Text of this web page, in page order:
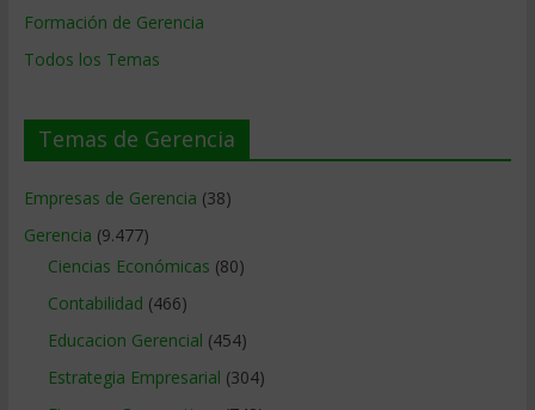
Formación de Gerencia
Todos los Temas
Temas de Gerencia
Empresas de Gerencia (38)
Gerencia (9.477)
Ciencias Económicas (80)
Contabilidad (466)
Educacion Gerencial (454)
Estrategia Empresarial (304)